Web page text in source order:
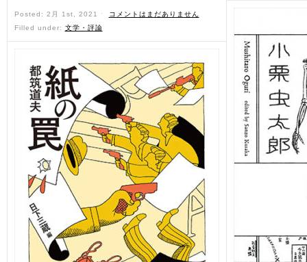
Posted: 2月 1st, 2021 ˑ
コメントはまだありません
Filled under: 文学・評論